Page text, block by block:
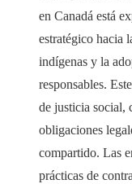
en Canadá está
estratégico hacia
indígenas y la
responsables.
de justicia social,
obligaciones
compartido. Las
prácticas de